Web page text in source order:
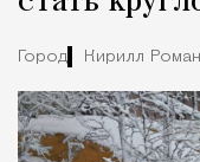
Город Кирилл